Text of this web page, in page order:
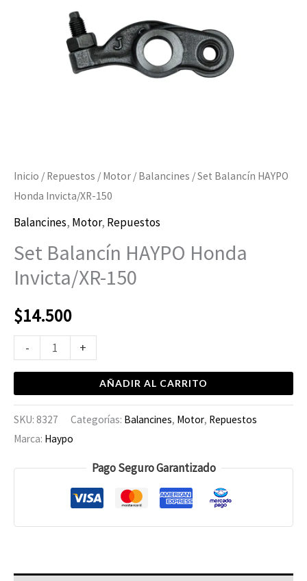
Inicio / Repuestos / Motor / Balancines / Set Balancín HAYPO
Honda Invicta/XR-150
Balancines, Motor, Repuestos
Set Balancín HAYPO Honda
Invicta/XR-150
$14.500
- +
AÑADIR AL CARRITO
SKU: 8327 Categorías: Balancines, Motor, Repuestos
Marca: Haypo
Pago Seguro Garantizado